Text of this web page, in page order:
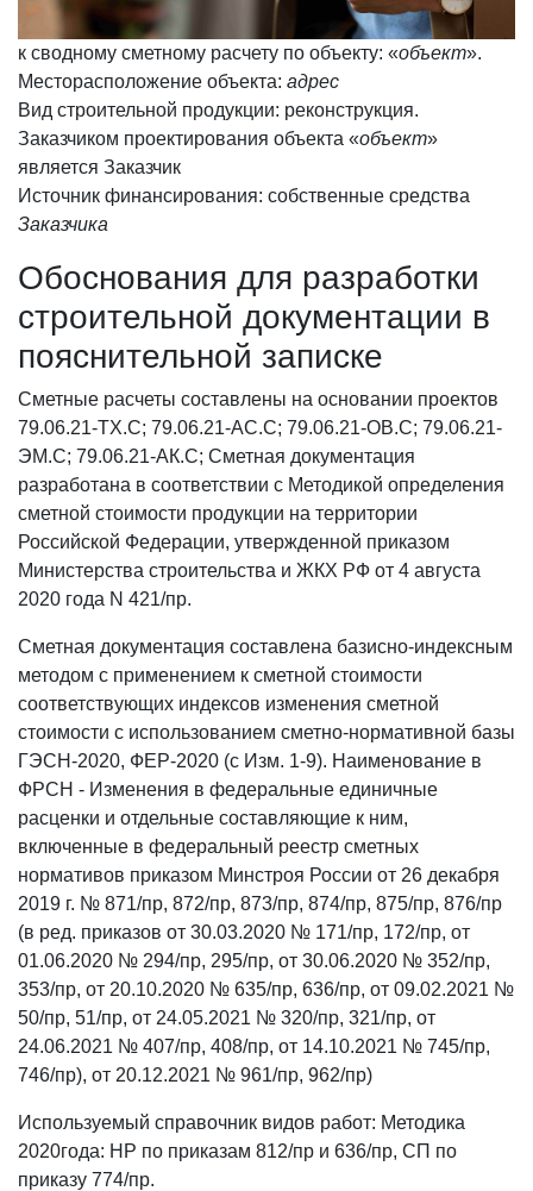
к сводному сметному расчету по объекту: «объект».
Месторасположение объекта: адрес
Вид строительной продукции: реконструкция.
Заказчиком проектирования объекта «объект»
является Заказчик
Источник финансирования: собственные средства
Заказчика
Обоснования для разработки
строительной документации в
пояснительной записке
Сметные расчеты составлены на основании проектов
79.06.21-ТХ.С; 79.06.21-АС.С; 79.06.21-ОВ.С; 79.06.21-
ЭМ.С; 79.06.21-АК.С; Сметная документация
разработана в соответствии с Методикой определения
сметной стоимости продукции на территории
Российской Федерации, утвержденной приказом
Министерства строительства и ЖКХ РФ от 4 августа
2020 года N 421/пр.
Сметная документация составлена базисно-индексным
методом с применением к сметной стоимости
соответствующих индексов изменения сметной
стоимости с использованием сметно-нормативной базы
ГЭСН-2020, ФЕР-2020 (с Изм. 1-9). Наименование в
ФРСН - Изменения в федеральные единичные
расценки и отдельные составляющие к ним,
включенные в федеральный реестр сметных
нормативов приказом Минстроя России от 26 декабря
2019 г. № 871/пр, 872/пр, 873/пр, 874/пр, 875/пр, 876/пр
(в ред. приказов от 30.03.2020 № 171/пр, 172/пр, от
01.06.2020 № 294/пр, 295/пр, от 30.06.2020 № 352/пр,
353/пр, от 20.10.2020 № 635/пр, 636/пр, от 09.02.2021 №
50/пр, 51/пр, от 24.05.2021 № 320/пр, 321/пр, от
24.06.2021 № 407/пр, 408/пр, от 14.10.2021 № 745/пр,
746/пр), от 20.12.2021 № 961/пр, 962/пр)
Используемый справочник видов работ: Методика
2020года: НР по приказам 812/пр и 636/пр, СП по
приказу 774/пр.